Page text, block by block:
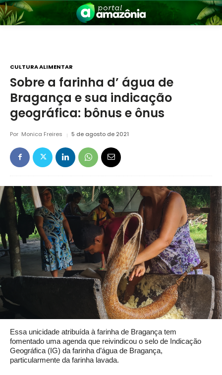
Amazônia
CULTURA ALIMENTAR
Sobre a farinha d’ água de
Bragança e sua indicação
geográfica: bônus e ônus
Por Monica Freires 5 de agosto de 2021
Essa unicidade atribuída à farinha de Bragança tem
fomentado uma agenda que reivindicou o selo de Indicação
Geográfica (IG) da farinha d’água de Bragança,
particularmente da farinha lavada.